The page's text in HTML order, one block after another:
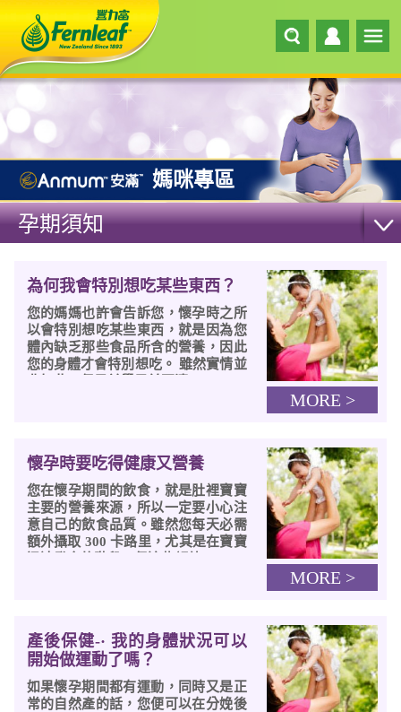
媽咪專區
孕期須知
為何我會特別想吃某些東西？
您的媽媽也許會告訴您，懷孕時之所
以會特別想吃某些東西，就是因為您
體內缺乏那些食品所含的營養，因此
您的身體才會特別想吃。 雖然實情並
MORE >
懷孕時要吃得健康又營養
您在懷孕期間的飲食，就是肚裡寶寶
主要的營養來源，所以一定要小心注
意自己的飲食品質。雖然您每天必需
額外攝取 300 卡路里，尤其是在寶寶
MORE >
產後保健-· 我的身體狀況可以
開始做運動了嗎？
如果懷孕期間都有運動，同時又是正
常的自然產的話，您便可以在分娩後